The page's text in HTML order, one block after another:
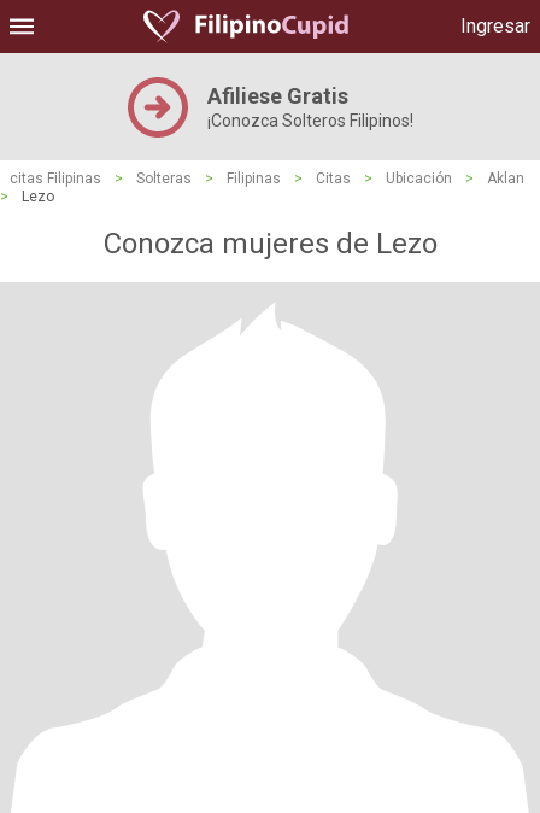
Ingresar
Afiliese Gratis
¡Conozca Solteros Filipinos!
citas Filipinas > Solteras > Filipinas > Citas > Ubicación >
Aklan
>
Lezo
Conozca mujeres de Lezo